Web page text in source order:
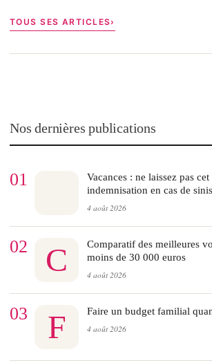
TOUS SES ARTICLES
Nos dernières publications
01
Vacances : ne laissez pas
indemnisation en cas de
4 août 2026
02 C
Comparatif des meilleures
moins de 30 000 euros
4 août 2026
03 F Faire un budget familial
4 août 2026